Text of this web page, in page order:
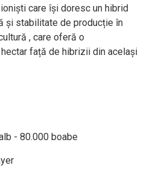
care își doresc un hibrid
și stabilitate de producție în
, care oferă o
față de hibrizii din același
- 80.000 boabe